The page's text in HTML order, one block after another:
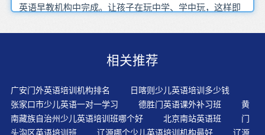
英语早教机构中完成。让孩子在玩中学、学中玩，这样即
情绪，对将来的学习也会带来益处。每记一个单词都要相
能在句子中体现，有意思我们才不容易忘掉，而孤立的无
&?Motion?Chant）英语教学蕴含在?“说、唱”英语中。为了
适应社会发展，儿童英语教育已经逐步发展成为一门重要
的学科。突破传统的教学模式,淡化“教”的痕迹,提倡课堂中
“以教为辅,以悟为主”。直接教学法（Direct?Method）强调
相关推荐
广安门外英语培训机构排名
日喀则少儿英语培训多少钱
张家口市少儿英语一对一学习
德胜门英语课外补习班
黄
南藏族自治州少儿英语培训班哪个好
北京南站英语班
门
头沟区英语培训班
辽源哪个少儿英语培训机构最好 辽源